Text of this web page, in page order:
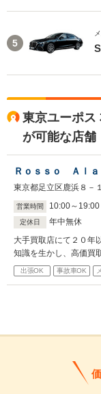
5
東京ユーポス
が可能な店舗
Ｒｏｓｓｏ Ａｌａ
東京都足立区鹿浜８－
営業時間 10:00～ 19:00
定休日
年中無休
大手買取店にて２０年
知識を生かし、高価買
出張OK 事故車OK